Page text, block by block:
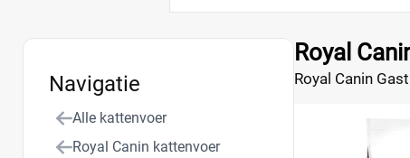
Royal
Royal Canin
kitten ook met
Navigatie
Alle kattenvoer
Royal Canin kattenvoer